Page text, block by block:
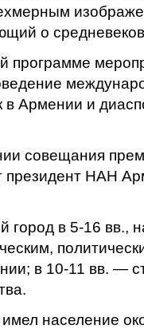
о
программе
Армении и
совещания
президент НАН
город в 5-16 вв.,
в 10-11 вв. —
население